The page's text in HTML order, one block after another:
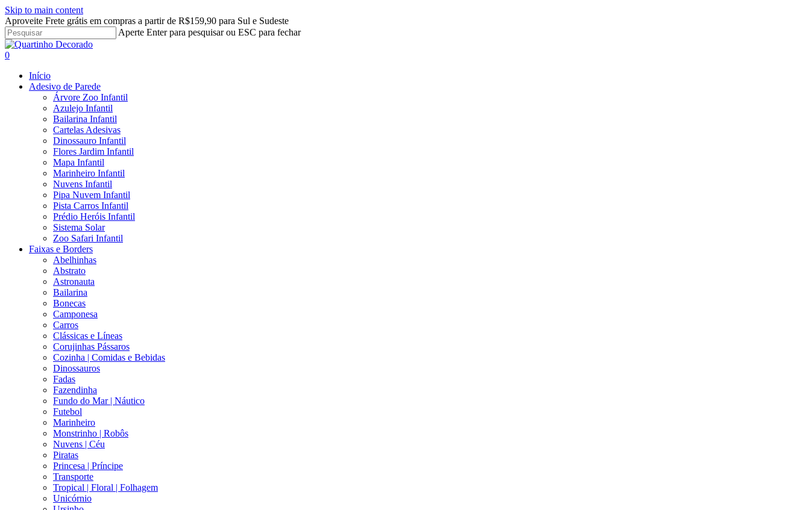
Skip to main content
Aproveite Frete grátis em compras a partir de R$159,90 para Sul e Sudeste
Aperte Enter para pesquisar ou ESC para fechar
Close
Search
search
account
0
Início
Adesivo de Parede
Árvore Zoo Infantil
Azulejo Infantil
Bailarina Infantil
Cartelas Adesivas
Dinossauro Infantil
Flores Jardim Infantil
Mapa Infantil
Marinheiro Infantil
Nuvens Infantil
Pipa Nuvem Infantil
Pista Carros Infantil
Prédio Heróis Infantil
Sistema Solar
Zoo Safari Infantil
Faixas e Borders
Abelhinhas
Abstrato
Astronauta
Bailarina
Bonecas
Camponesa
Carros
Clássicas e Líneas
Corujinhas Pássaros
Cozinha | Comidas e Bebidas
Dinossauros
Fadas
Fazendinha
Fundo do Mar | Náutico
Futebol
Marinheiro
Monstrinho | Robôs
Nuvens | Céu
Piratas
Princesa | Príncipe
Transporte
Tropical | Floral | Folhagem
Unicórnio